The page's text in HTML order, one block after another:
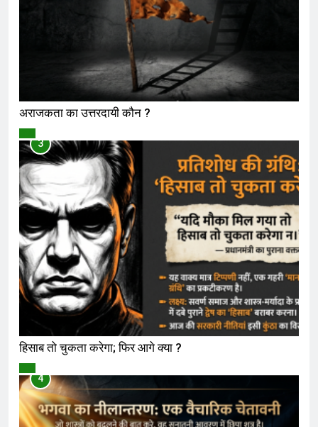
अराजकता का उत्तरदायी कौन ?
3
हिसाब तो चुकता करेगा; फिर आगे क्या ?
4